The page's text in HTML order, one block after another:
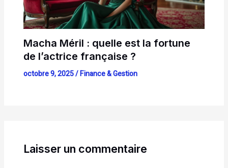
Macha Méril : quelle est la fortune
de l’actrice française ?
octobre 9, 2025/Finance & Gestion
Laisser un commentaire